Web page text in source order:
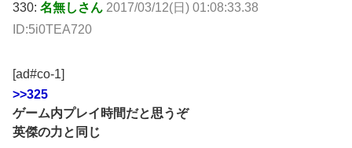
330: 名無しさん 2017/03/12(日) 01:08:33.38
ID:5i0TEA720
[ad#co-1]
>>325
ゲーム内プレイ時間だと思うぞ
英傑の力と同じ